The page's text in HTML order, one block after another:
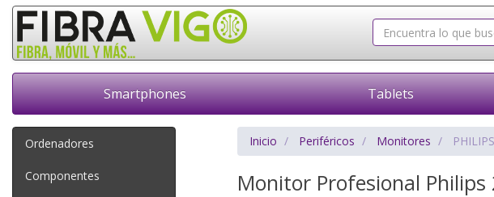
Smartphones Tablets
Ordenadores
Componentes
Inicio Periféricos Monitores
Monitor Profesional